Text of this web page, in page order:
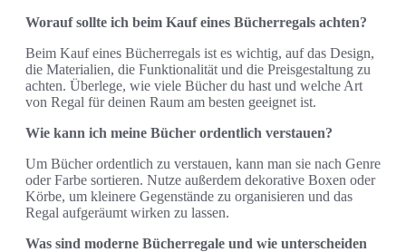
Worauf sollte ich beim Kauf eines Bücherregals achten?
Beim Kauf eines Bücherregals ist es wichtig, auf das Design,
die Materialien, die Funktionalität und die Preisgestaltung zu
achten. Überlege, wie viele Bücher du hast und welche Art
von Regal für deinen Raum am besten geeignet ist.
Wie kann ich meine Bücher ordentlich verstauen?
Um Bücher ordentlich zu verstauen, kann man sie nach Genre
oder Farbe sortieren. Nutze außerdem dekorative Boxen oder
Körbe, um kleinere Gegenstände zu organisieren und das
Regal aufgeräumt wirken zu lassen.
Was sind moderne Bücherregale und wie unterscheiden